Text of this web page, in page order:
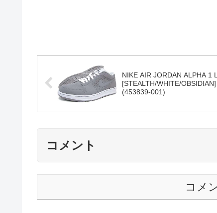
NIKE AIR JORDAN ALPHA 1
[STEALTH/WHITE/OBSIDIAN]
(453839-001)
コメント
コメ